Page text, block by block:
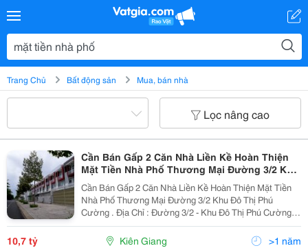
Trang Chủ Bất động sản Mua, bán nhà
Lọc nâng cao
Cần Bán Gấp 2 Căn Nhà Liền Kề Hoàn Thiện
Mặt Tiền Nhà Phố Thương Mại Đường 3/2 Khu
Đô Thị Phú Cường .
Cần Bán Gấp 2 Căn Nhà Liền Kề Hoàn Thiện Mặt Tiền
Nhà Phố Thương Mại Đường 3/2 Khu Đô Thị Phú
Cường . Địa Chỉ : Đường 3/2 - Khu Đô Thị Phú Cường -
An Hòa - Rạch Giá - Kiên Giang . - Hướng : Đông Bắc -
Diện Tích : 10 &Times; 23,5 = 235 M&Sup2; (...
10,7 tỷ Kiên Giang >1 năm